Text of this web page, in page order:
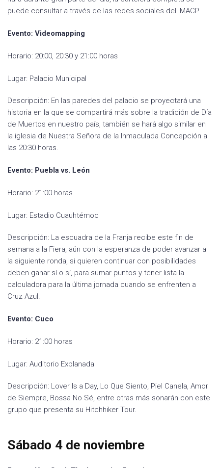
puede consultar a través de las redes sociales del IMACP.
Evento: Videomapping
Horario: 20:00, 20:30 y 21:00 horas
Lugar: Palacio Municipal
Descripción: En las paredes del palacio se proyectará una
historia en la que se compartirá más sobre la tradición de Día
de Muertos en nuestro país, también se hará algo similar en
la iglesia de Nuestra Señora de la Inmaculada Concepción a
las 20:30 horas.
Evento: Puebla vs. León
Horario: 21:00 horas
Lugar: Estadio Cuauhtémoc
Descripción: La escuadra de la Franja recibe este fin de
semana a la Fiera, aún con la esperanza de poder avanzar a
la siguiente ronda, si quieren continuar con posibilidades
deben ganar sí o sí, para sumar puntos y tener lista la
calculadora para la última jornada cuando se enfrenten a
Cruz Azul.
Evento: Cuco
Horario: 21:00 horas
Lugar: Auditorio Explanada
Descripción: Lover Is a Day, Lo Que Siento, Piel Canela, Amor
de Siempre, Bossa No Sé, entre otras más sonarán con este
grupo que presenta su Hitchhiker Tour.
Sábado 4 de noviembre